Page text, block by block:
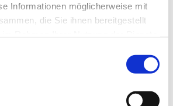
Informationen möglicherweise mit
die Sie ihnen bereitgestellt
Sie auch